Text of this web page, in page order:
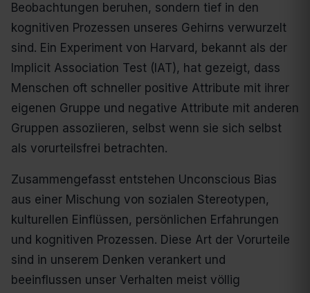
Beobachtungen beruhen, sondern tief in den
kognitiven Prozessen unseres Gehirns verwurzelt
sind. Ein Experiment von Harvard, bekannt als der
Implicit Association Test (IAT), hat gezeigt, dass
Menschen oft schneller positive Attribute mit ihrer
eigenen Gruppe und negative Attribute mit anderen
Gruppen assoziieren, selbst wenn sie sich selbst
als vorurteilsfrei betrachten.
Zusammengefasst entstehen Unconscious Bias
aus einer Mischung von sozialen Stereotypen,
kulturellen Einflüssen, persönlichen Erfahrungen
und kognitiven Prozessen. Diese Art der Vorurteile
sind in unserem Denken verankert und
beeinflussen unser Verhalten meist völlig